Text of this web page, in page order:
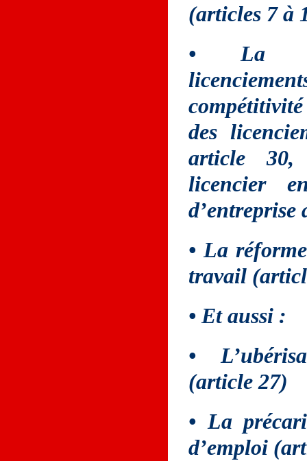
(articles 7 à
• La
des
article 30,
licencier
d’entreprise
• La
travail
• Et aussi :
•
(article 27)
• La
d’emploi